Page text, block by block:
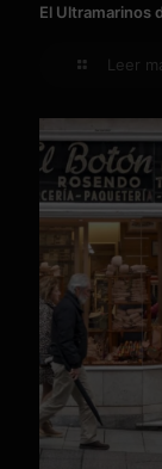
El Ultramarinos
Leer